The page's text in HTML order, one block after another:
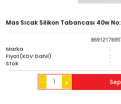
Mas Sıcak Silikon Tabancası 40w
Marka
:
Fiyat(KDV Dahil) :
Stok :
- +